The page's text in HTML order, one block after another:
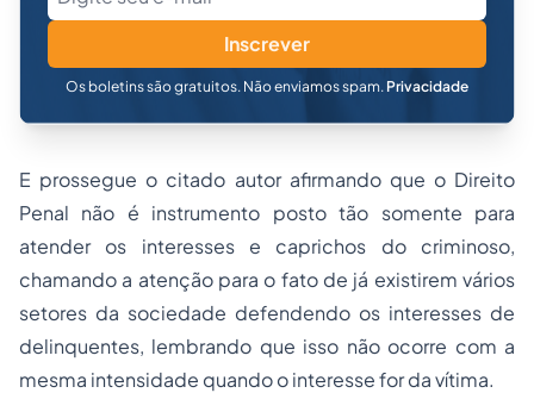
Inscrever
Os boletins são gratuitos. Não enviamos spam. Privacidade
E prossegue o citado autor afirmando que o Direito
Penal não é instrumento posto tão somente para
atender os interesses e caprichos do criminoso,
chamando a atenção para o fato de já existirem vários
setores da sociedade defendendo os interesses de
delinquentes, lembrando que isso não ocorre com a
mesma intensidade quando o interesse for da vítima.